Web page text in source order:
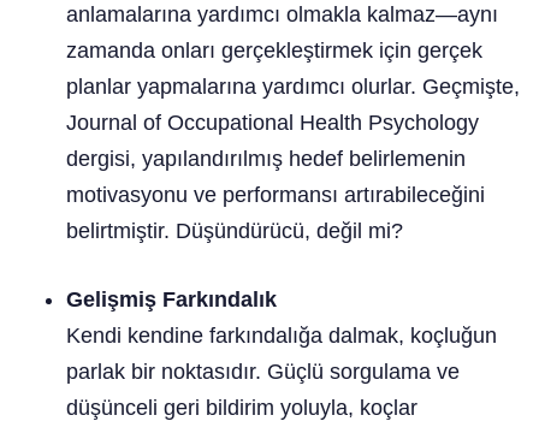
anlamalarına yardımcı olmakla kalmaz—aynı
zamanda onları gerçekleştirmek için gerçek
planlar yapmalarına yardımcı olurlar. Geçmişte,
Journal of Occupational Health Psychology
dergisi, yapılandırılmış hedef belirlemenin
motivasyonu ve performansı artırabileceğini
belirtmiştir. Düşündürücü, değil mi?
Gelişmiş Farkındalık
Kendi kendine farkındalığa dalmak, koçluğun
parlak bir noktasıdır. Güçlü sorgulama ve
düşünceli geri bildirim yoluyla, koçlar